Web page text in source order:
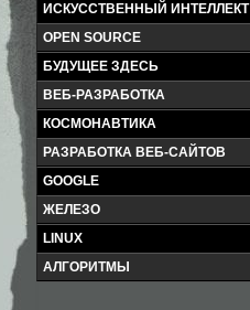
ИСКУССТВЕННЫЙ ИНТЕЛЛЕКТ
OPEN SOURCE
БУДУЩЕЕ ЗДЕСЬ
ВЕБ-РАЗРАБОТКА
КОСМОНАВТИКА
РАЗРАБОТКА ВЕБ-САЙТОВ
GOOGLE
ЖЕЛЕЗО
LINUX
АЛГОРИТМЫ